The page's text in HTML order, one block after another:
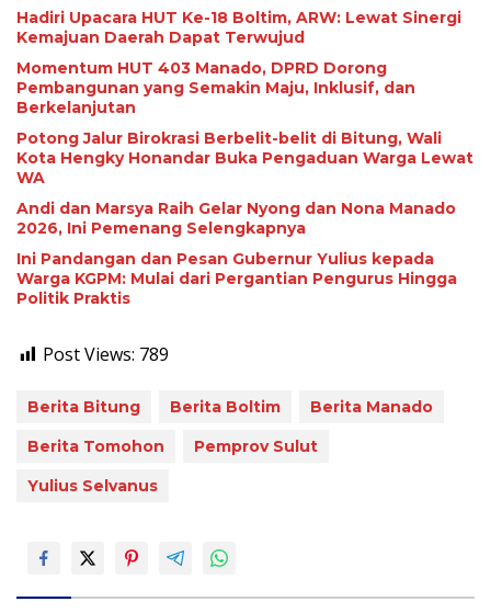
Hadiri Upacara HUT Ke-18 Boltim, ARW: Lewat Sinergi
Kemajuan Daerah Dapat Terwujud
Momentum HUT 403 Manado, DPRD Dorong
Pembangunan yang Semakin Maju, Inklusif, dan
Berkelanjutan
Potong Jalur Birokrasi Berbelit-belit di Bitung, Wali
Kota Hengky Honandar Buka Pengaduan Warga Lewat
WA
Andi dan Marsya Raih Gelar Nyong dan Nona Manado
2026, Ini Pemenang Selengkapnya
Ini Pandangan dan Pesan Gubernur Yulius kepada
Warga KGPM: Mulai dari Pergantian Pengurus Hingga
Politik Praktis
Post Views: 789
Berita Bitung Berita Boltim
Berita Manado
Berita Tomohon
Pemprov Sulut
Yulius Selvanus